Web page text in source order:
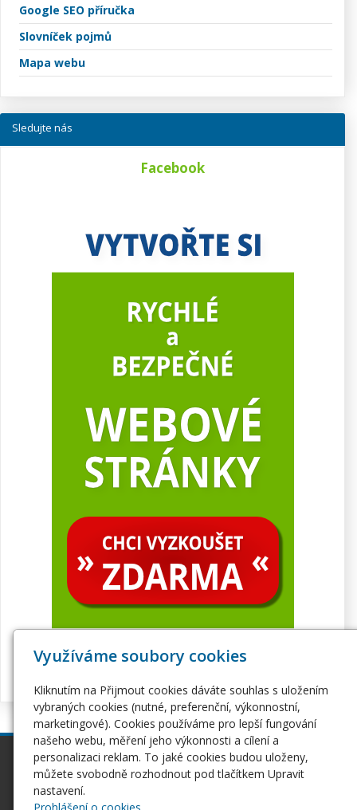
Google SEO příručka
Slovníček pojmů
Mapa webu
Sledujte nás
Facebook
inPage
Webové stránky
Pro začátečníky
Webhosting
Hosting
Využíváme soubory cookies
Kliknutím na Přijmout cookies dáváte souhlas s uložením
vybraných cookies (nutné, preferenční, výkonnostní,
marketingové). Cookies používáme pro lepší fungování
našeho webu, měření jeho výkonnosti a cílení a
personalizaci reklam. To jaké cookies budou uloženy,
můžete svobodně rozhodnout pod tlačítkem Upravit
nastavení.